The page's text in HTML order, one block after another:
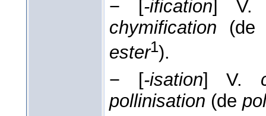
− [-ification]
chymification
ester1).
−
[-isation] V.
pollinisation (de